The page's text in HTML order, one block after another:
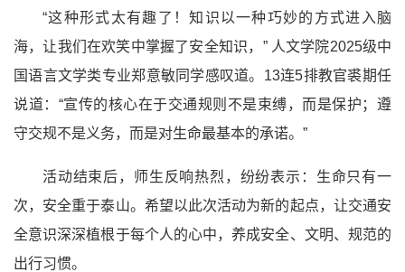
“这种形式太有趣了！知识以一种巧妙的方式进入脑
海，让我们在欢笑中掌握了安全知识，” 人文学院2025级中
国语言文学类专业郑意敏同学感叹道。13连5排教官裘期任
说道：“宣传的核心在于交通规则不是束缚，而是保护；遵
守交规不是义务，而是对生命最基本的承诺。”
活动结束后，师生反响热烈，纷纷表示：生命只有一
次，安全重于泰山。希望以此次活动为新的起点，让交通安
全意识深深植根于每个人的心中，养成安全、文明、规范的
出行习惯。